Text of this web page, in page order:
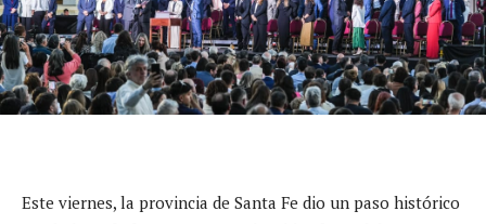
Este viernes, la provincia de Santa Fe dio un paso histórico